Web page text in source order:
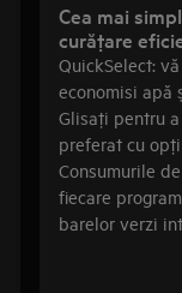
Cea mai
curăţare
QuickSelect:
economisi apă
Glisaţi pentru
preferat cu
Consumurile
fiecare
barelor verzi